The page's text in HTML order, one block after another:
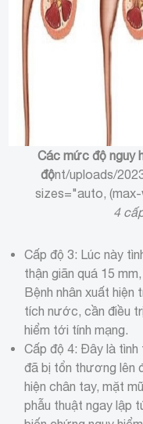
Các mức độ nguy
độnt/uploads/
sizes="auto,
4
Cấp độ 3: Lúc này
thận giãn quá 15
Bệnh nhân xuất
tích nước, cần điều
hiểm tới tính mạng.
Cấp độ 4: Đây là
đã bị tổn thương lên
hiện chân tay, mặt
phẫu thuật ngay lập